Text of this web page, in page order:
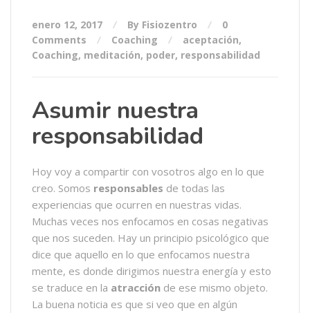
enero 12, 2017 By Fisiozentro
0
Comments
Coaching aceptación,
Coaching, meditación, poder, responsabilidad
Asumir nuestra
responsabilidad
Hoy voy a compartir con vosotros algo en lo que
creo. Somos responsables de todas las
experiencias que ocurren en nuestras vidas.
Muchas veces nos enfocamos en cosas negativas
que nos suceden. Hay un principio psicológico que
dice que aquello en lo que enfocamos nuestra
mente, es donde dirigimos nuestra energía y esto
se traduce en la atracción de ese mismo objeto.
La buena noticia es que si veo que en algún